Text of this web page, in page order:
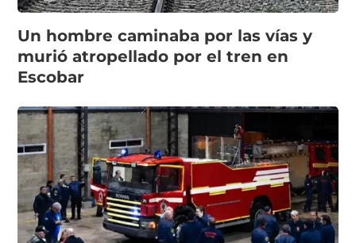
Un hombre caminaba por las vías y
murió atropellado por el tren en
Escobar